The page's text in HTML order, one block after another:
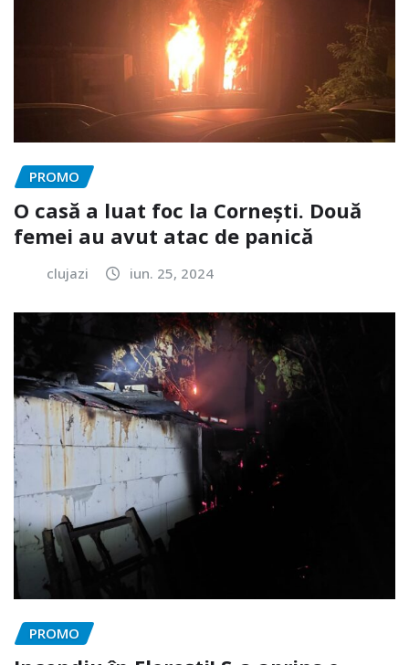
PROMO
O casă a luat foc la Cornești. Două
femei au avut atac de panică
clujazi iun. 25, 2024
PROMO